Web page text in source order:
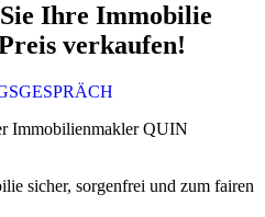
Ihre Immobilie
verkaufen!
sicher, sorgenfrei und zum fairen